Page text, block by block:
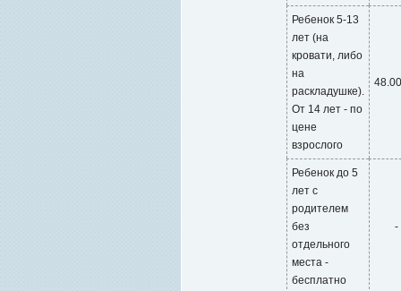
Ребенок 5-13
лет (на
кровати, либо
на
раскладушке).
От 14 лет - по
цене
взрослого
Ребенок до 5
лет с
родителем
без
отдельного
места -
бесплатно
-